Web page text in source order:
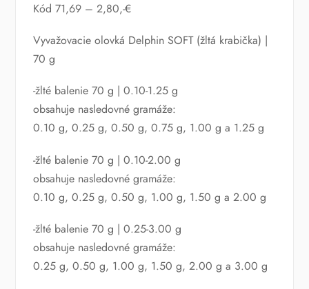
Kód 71,69 – 2,80,-€
Vyvažovacie olovká Delphin SOFT (žltá krabička) |
70 g
-žlté balenie 70 g | 0.10-1.25 g
obsahuje nasledovné gramáže:
0.10 g, 0.25 g, 0.50 g, 0.75 g, 1.00 g a 1.25 g
-žlté balenie 70 g | 0.10-2.00 g
obsahuje nasledovné gramáže:
0.10 g, 0.25 g, 0.50 g, 1.00 g, 1.50 g a 2.00 g
-žlté balenie 70 g | 0.25-3.00 g
obsahuje nasledovné gramáže:
0.25 g, 0.50 g, 1.00 g, 1.50 g, 2.00 g a 3.00 g